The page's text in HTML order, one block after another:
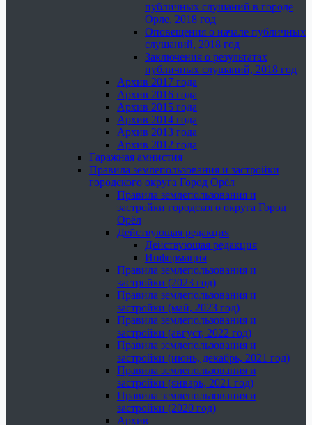
публичных слушаний в городе
Орле, 2018 год
Оповещения о начале публичных
слушаний, 2018 год
Заключения о результатах
публичных слушаний, 2018 год
Архив 2017 года
Архив 2016 года
Архив 2015 года
Архив 2014 года
Архив 2013 года
Архив 2012 года
Гаражная амнистия
Правила землепользования и застройки
городского округа Город Орёл
Правила землепользования и
застройки городского округа Город
Орёл
Действующая редакция
Действующая редакция
Информация
Правила землепользования и
застройки (2023 год)
Правила землепользования и
застройки (май, 2023 год)
Правила землепользования и
застройки (август, 2022 год)
Правила землепользования и
застройки (июнь, декабрь, 2021 год)
Правила землепользования и
застройки (январь, 2021 год)
Правила землепользования и
застройки (2020 год)
Архив